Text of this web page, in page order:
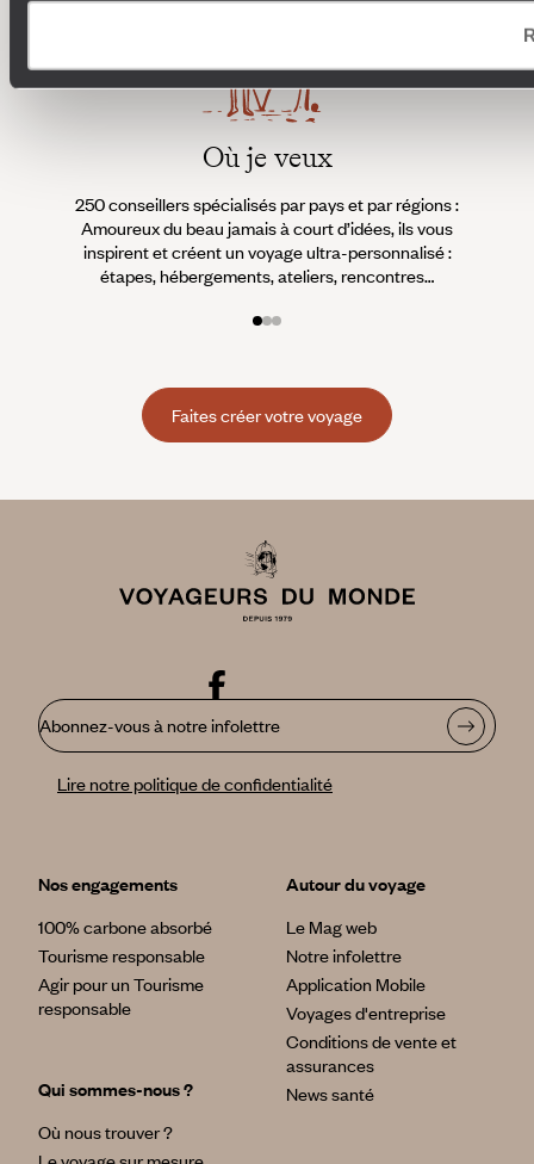
Où je veux
250 conseillers spécialisés par pays et par régions :
Amoureux du beau jamais à court d’idées, ils vous
inspirent et créent un voyage ultra-personnalisé :
étapes, hébergements, ateliers, rencontres…
Faites créer votre voyage
Abonnez-vous à notre infolettre
Lire notre politique de confidentialité
Nos engagements
100% carbone absorbé
Tourisme responsable
Agir pour un Tourisme
responsable
Qui sommes-nous ?
Où nous trouver ?
Autour du voyage
Le Mag web
Notre infolettre
Application Mobile
Voyages d'entreprise
Conditions de vente et
assurances
News santé